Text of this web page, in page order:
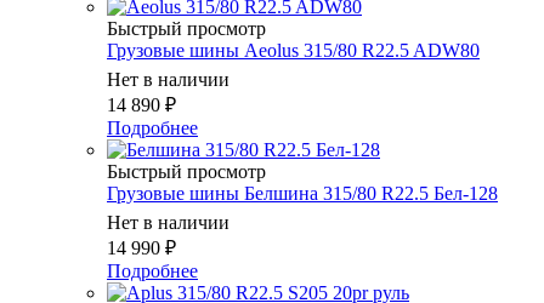
Быстрый просмотр
Грузовые шины Aeolus 315/80 R22.5 ADW80
Нет в наличии
14 890 ₽
Подробнее
Быстрый просмотр
Грузовые шины Белшина 315/80 R22.5 Бел-128
Нет в наличии
14 990 ₽
Подробнее